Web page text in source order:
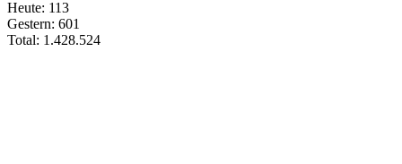
Heute: 113
Gestern: 601
Total: 1.428.524